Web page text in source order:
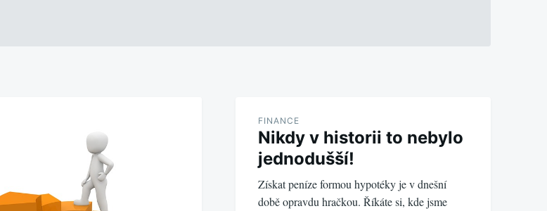
FINANCE
Nikdy v historii to nebylo
jednodušší!
Získat peníze formou hypotéky je v dnešní
době opravdu hračkou. Říkáte si, kde jsme